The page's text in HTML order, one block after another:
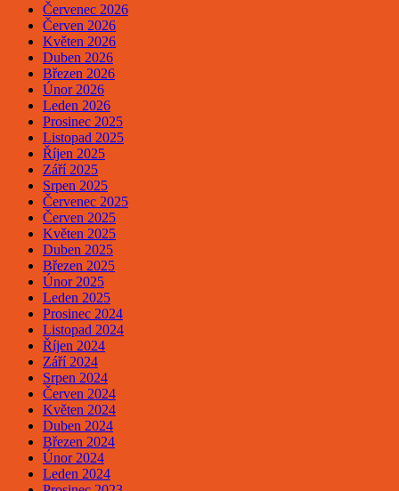
Červenec 2026
Červen 2026
Květen 2026
Duben 2026
Březen 2026
Únor 2026
Leden 2026
Prosinec 2025
Listopad 2025
Říjen 2025
Září 2025
Srpen 2025
Červenec 2025
Červen 2025
Květen 2025
Duben 2025
Březen 2025
Únor 2025
Leden 2025
Prosinec 2024
Listopad 2024
Říjen 2024
Září 2024
Srpen 2024
Červen 2024
Květen 2024
Duben 2024
Březen 2024
Únor 2024
Leden 2024